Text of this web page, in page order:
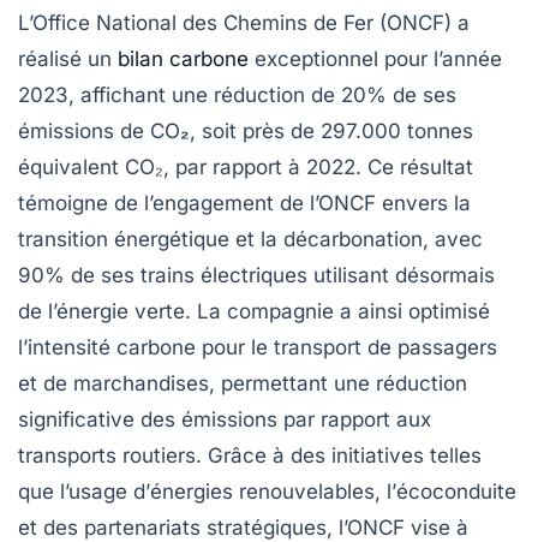
L’Office National des Chemins de Fer (ONCF) a
réalisé un bilan carbone exceptionnel pour l’année
2023, affichant une réduction de 20% de ses
émissions de CO₂, soit près de 297.000 tonnes
équivalent CO₂, par rapport à 2022. Ce résultat
témoigne de l’engagement de l’ONCF envers la
transition énergétique et la décarbonation, avec
90% de ses trains électriques utilisant désormais
de l’énergie verte. La compagnie a ainsi optimisé
l’intensité carbone pour le transport de passagers
et de marchandises, permettant une réduction
significative des émissions par rapport aux
transports routiers. Grâce à des initiatives telles
que l’usage d’énergies renouvelables, l’écoconduite
et des partenariats stratégiques, l’ONCF vise à